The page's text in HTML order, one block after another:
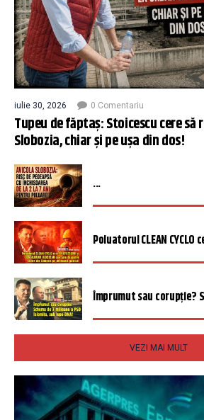
iulie 30, 2026 0 Comentariu
Tupeu de făptaș: Stoicescu cere să
Slobozia, chiar și pe ușa din dos!
...
Poluatorul CLEAN
Împrumut sau corupție?
VEZI MAI MULT